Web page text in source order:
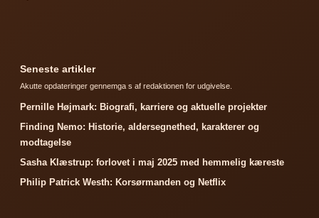
Seneste artikler
Akutte opdateringer gennemga s af redaktionen for udgivelse.
Pernille Højmark: Biografi, karriere og aktuelle projekter
Finding Nemo: Historie, aldersegnethed, karakterer og
modtagelse
Sasha Klæstrup: forlovet i maj 2025 med hemmelig kæreste
Philip Patrick Westh: Korsørmanden og Netflix